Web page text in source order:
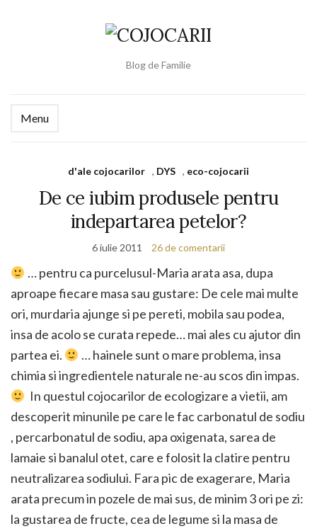
Blog de Familie
Menu
d'ale cojocarilor , DYS , eco-cojocarii
De ce iubim produsele pentru
indepartarea petelor?
6 iulie 2011 26 de comentarii
… pentru ca purcelusul-Maria arata asa, dupa
aproape fiecare masa sau gustare: De cele mai multe
ori, murdaria ajunge si pe pereti, mobila sau podea,
insa de acolo se curata repede… mai ales cu ajutor din
partea ei.
… hainele sunt o mare problema, insa
chimia si ingredientele naturale ne-au scos din impas.
In questul cojocarilor de ecologizare a vietii, am
descoperit minunile pe care le fac carbonatul de sodiu
, percarbonatul de sodiu, apa oxigenata, sarea de
lamaie si banalul otet, care e folosit la clatire pentru
neutralizarea sodiului. Fara pic de exagerare, Maria
arata precum in pozele de mai sus, de minim 3 ori pe zi:
la gustarea de fructe, cea de legume si la masa de